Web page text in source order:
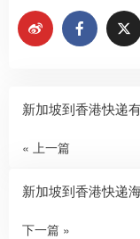
新加坡到香港快递
« 上一篇
新加坡到香港快递
下一篇 »